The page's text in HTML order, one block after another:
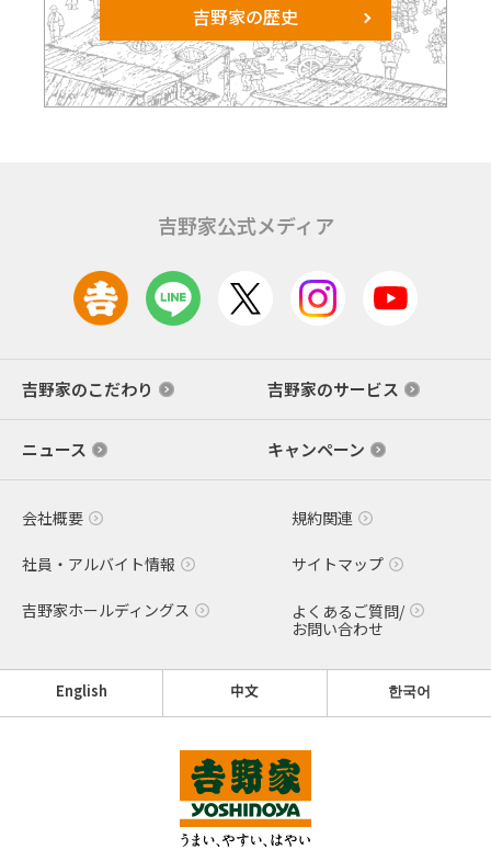
吉野家の歴史
吉野家公式メディア
吉野家のこだわり 吉野家のサービス
ニュース キャンペーン
会社概要 規約関連
社員・アルバイト情報 サイトマップ
吉野家ホールディングス
よくあるご質問/
お問い合わせ
English 中文 한국어